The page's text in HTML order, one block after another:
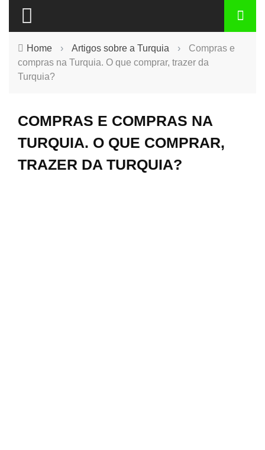
Home › Artigos sobre a Turquia ›
Compras e
compras na Turquia. O que comprar, trazer da
Turquia?
COMPRAS E COMPRAS NA
TURQUIA. O QUE COMPRAR,
TRAZER DA TURQUIA?